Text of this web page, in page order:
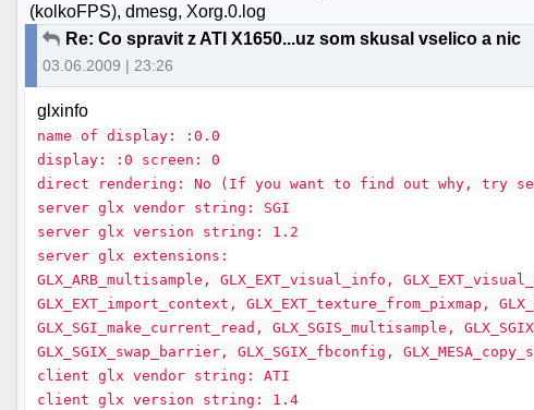
(kolkoFPS), dmesg, Xorg.0.log
Re: Co spravit z ATI X1650...uz som skusal vselico a nic
03.06.2009 | 23:26
glxinfo
name of display: :0.0
display: :0 screen: 0
direct rendering: No (If you want to find out why, try
server glx vendor string: SGI
server glx version string: 1.2
server glx extensions:
GLX_ARB_multisample, GLX_EXT_visual_info,
GLX_EXT_import_context, GLX_EXT_texture_from_pixmap,
GLX_SGI_make_current_read, GLX_SGIS_multisample,
GLX_SGIX_swap_barrier, GLX_SGIX_fbconfig,
client glx vendor string: ATI
client glx version string: 1.4